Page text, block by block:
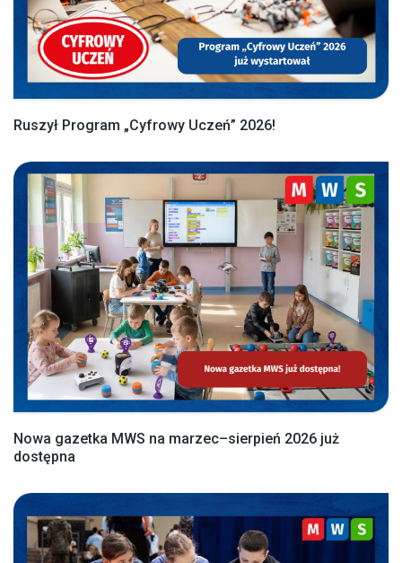
Ruszył Program „Cyfrowy Uczeń” 2026!
Nowa gazetka MWS na marzec–sierpień 2026 już
dostępna